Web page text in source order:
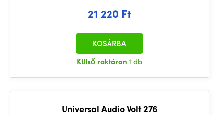
21 220 Ft
Külső raktáron 1 db
KOSÁRBA
Universal Audio Volt 276